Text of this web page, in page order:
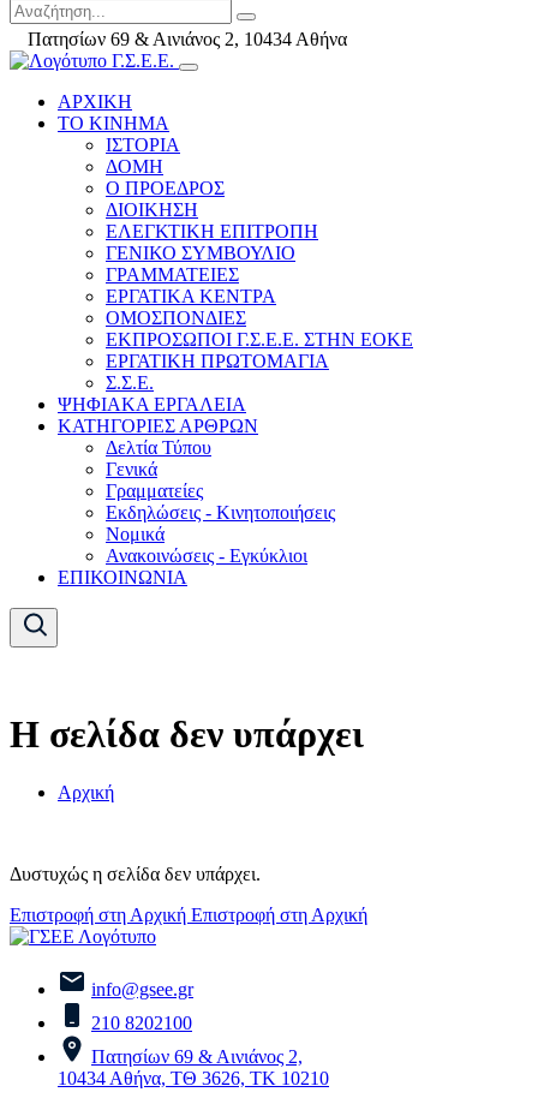
Πατησίων 69 & Αινιάνος 2, 10434 Αθήνα
ΑΡΧΙΚΗ
ΤΟ ΚΙΝΗΜΑ
ΙΣΤΟΡΙΑ
ΔΟΜΗ
Ο ΠΡΟΕΔΡΟΣ
ΔΙΟΙΚΗΣΗ
ΕΛΕΓΚΤΙΚΗ ΕΠΙΤΡΟΠΗ
ΓΕΝΙΚΟ ΣΥΜΒΟΥΛΙΟ
ΓΡΑΜΜΑΤΕΙΕΣ
ΕΡΓΑΤΙΚΑ ΚΕΝΤΡΑ
ΟΜΟΣΠΟΝΔΙΕΣ
ΕΚΠΡΟΣΩΠΟΙ Γ.Σ.Ε.Ε. ΣΤΗΝ ΕΟΚΕ
ΕΡΓΑΤΙΚΗ ΠΡΩΤΟΜΑΓΙΑ
Σ.Σ.Ε.
ΨΗΦΙΑΚΑ ΕΡΓΑΛΕΙΑ
ΚΑΤΗΓΟΡΙΕΣ ΑΡΘΡΩΝ
Δελτία Τύπου
Γενικά
Γραμματείες
Εκδηλώσεις - Κινητοποιήσεις
Νομικά
Ανακοινώσεις - Εγκύκλιοι
ΕΠΙΚΟΙΝΩΝΙΑ
Η σελίδα δεν υπάρχει
Αρχική
Δυστυχώς η σελίδα δεν υπάρχει.
Επιστροφή στη Αρχική Επιστροφή στη Αρχική
info@gsee.gr
210 8202100
Πατησίων 69 & Αινιάνος 2,
10434 Αθήνα, ΤΘ 3626, ΤΚ 10210